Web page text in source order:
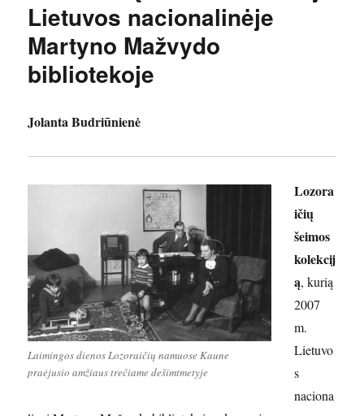
Lietuvos nacionalinėje
Martyno Mažvydo
bibliotekoje
Jolanta Budriūnienė
Laimingos dienos Lozoraičių namuose Kaune
praėjusio amžiaus trečiame dešimtmetyje
Lozora
ičių
šeimos
kolekcij
ą, kurią
2007
m.
Lietuvo
s
naciona